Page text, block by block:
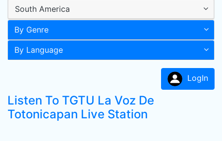
South America
By Genre
By Language
LogIn
Listen To TGTU La Voz De
Totonicapan Live Station